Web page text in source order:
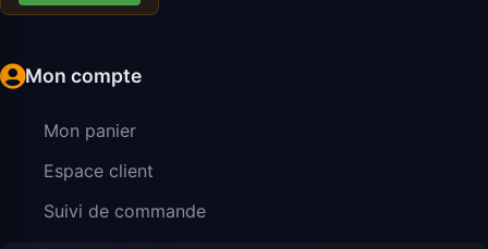
Mon compte
Mon panier
Espace client
Suivi de commande